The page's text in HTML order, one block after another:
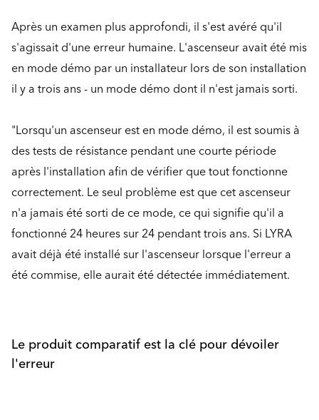
Après un examen plus approfondi, il s'est avéré qu'il
s'agissait d'une erreur humaine. L'ascenseur avait été mis
en mode démo par un installateur lors de son installation
il y a trois ans - un mode démo dont il n'est jamais sorti.
"Lorsqu'un ascenseur est en mode démo, il est soumis à
des tests de résistance pendant une courte période
après l'installation afin de vérifier que tout fonctionne
correctement. Le seul problème est que cet ascenseur
n'a jamais été sorti de ce mode, ce qui signifie qu'il a
fonctionné 24 heures sur 24 pendant trois ans. Si LYRA
avait déjà été installé sur l'ascenseur lorsque l'erreur a
été commise, elle aurait été détectée immédiatement.
Le produit comparatif est la clé pour dévoiler
l'erreur